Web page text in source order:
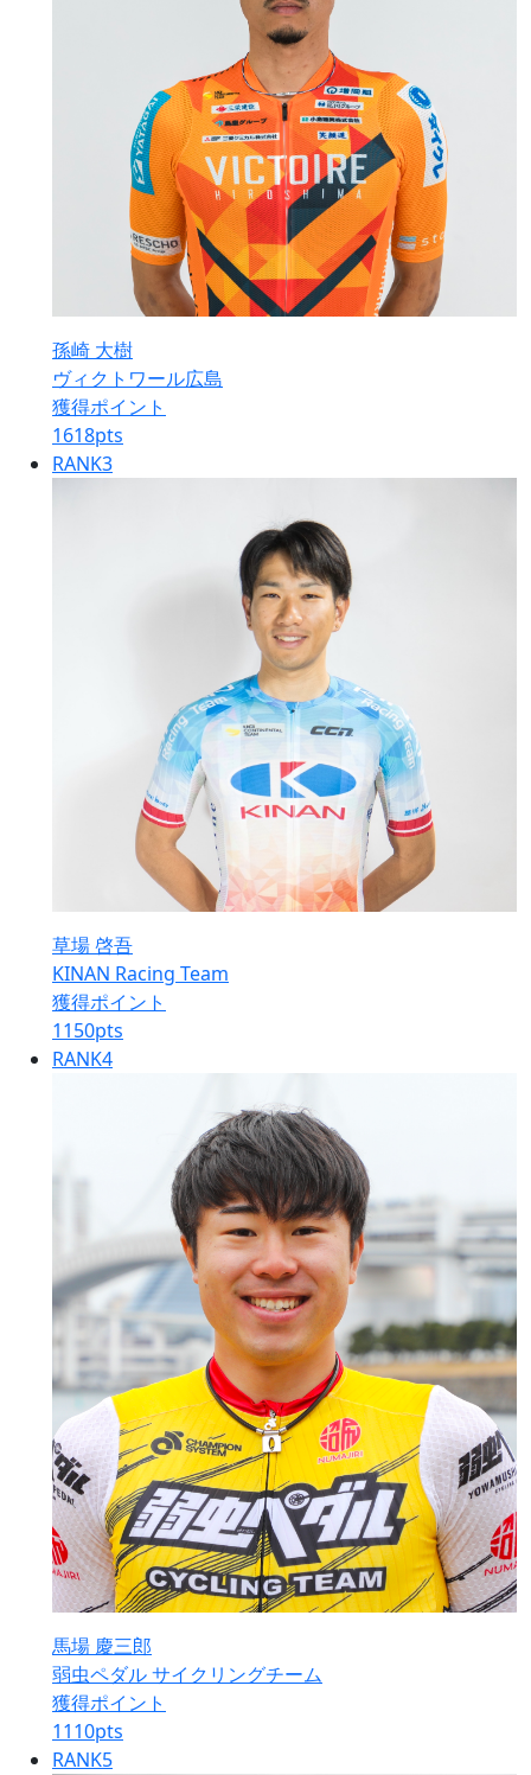
孫崎 大樹
ヴィクトワール広島
獲得ポイント
1618pts
RANK3
草場 啓吾
KINAN Racing Team
獲得ポイント
1150pts
RANK4
馬場 慶三郎
弱虫ペダル サイクリングチーム
獲得ポイント
1110pts
RANK5